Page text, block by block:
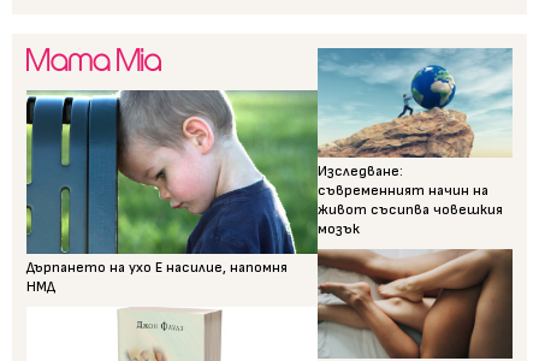
Дърпането на ухо Е насилие, напомня
НМД
Изследване:
съвременният начин на
живот съсипва човешкия
мозък